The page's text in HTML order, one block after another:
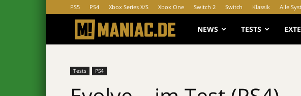
PS5 PS4 Xbox Series X/S Xbox One Switch 2 Switch Klassik Alle
MANIAC.de
NEWS TESTS
Tests PS4